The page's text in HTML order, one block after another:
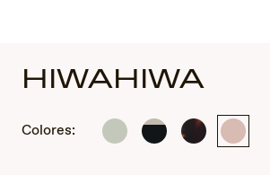
HIWAHIWA
Colores:
Salvia Negro HabanaRosa